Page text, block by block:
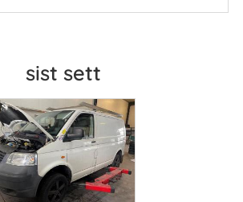
sist sett